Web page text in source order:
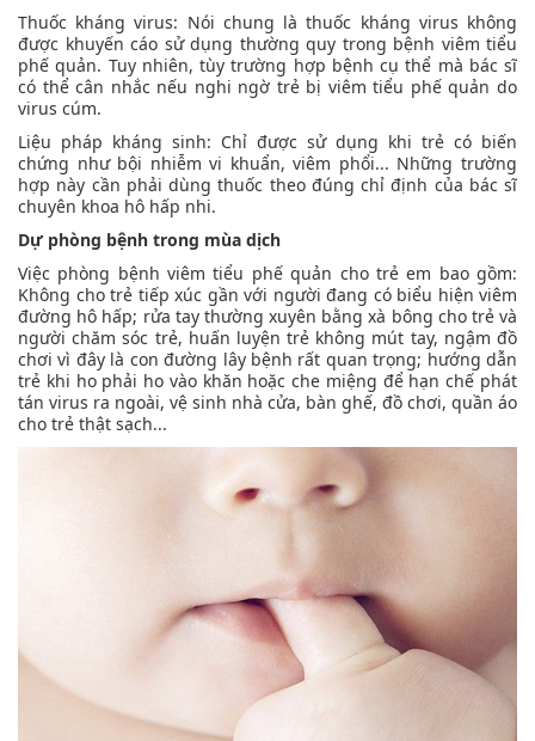
Thuốc kháng virus: Nói chung là thuốc kháng virus không
được khuyến cáo sử dụng thường quy trong bệnh viêm tiểu
phế quản. Tuy nhiên, tùy trường hợp bệnh cụ thể mà bác sĩ
có thể cân nhắc nếu nghi ngờ trẻ bị viêm tiểu phế quản do
virus cúm.
Liệu pháp kháng sinh: Chỉ được sử dụng khi trẻ có biến
chứng như bội nhiễm vi khuẩn, viêm phổi... Những trường
hợp này cần phải dùng thuốc theo đúng chỉ định của bác sĩ
chuyên khoa hô hấp nhi.
Dự phòng bệnh trong mùa dịch
Việc phòng bệnh viêm tiểu phế quản cho trẻ em bao gồm:
Không cho trẻ tiếp xúc gần với người đang có biểu hiện viêm
đường hô hấp; rửa tay thường xuyên bằng xà bông cho trẻ và
người chăm sóc trẻ, huấn luyện trẻ không mút tay, ngậm đồ
chơi vì đây là con đường lây bệnh rất quan trọng; hướng dẫn
trẻ khi ho phải ho vào khăn hoặc che miệng để hạn chế phát
tán virus ra ngoài, vệ sinh nhà cửa, bàn ghế, đồ chơi, quần áo
cho trẻ thật sạch...